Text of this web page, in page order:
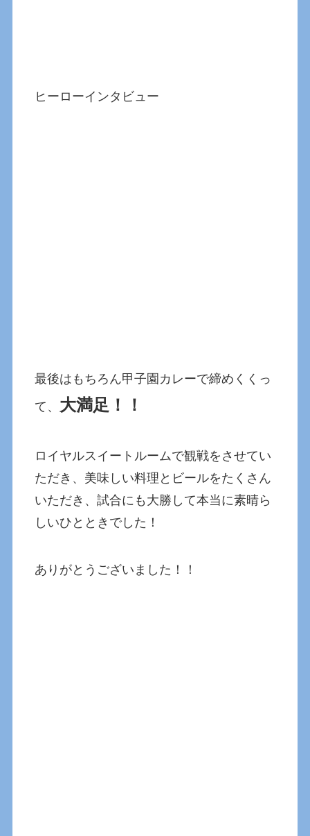
ヒーローインタビュー
最後はもちろん甲子園カレーで締めくくっ
て、 大満足！！
ロイヤルスイートルームで観戦をさせてい
ただき、美味しい料理とビールをたくさん
いただき、試合にも大勝して本当に素晴ら
しいひとときでした！
ありがとうございました！！